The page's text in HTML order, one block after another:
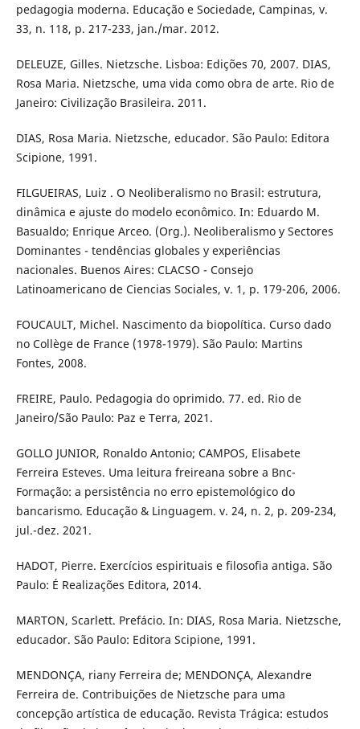
pedagogia moderna. Educação e Sociedade, Campinas, v.
33, n. 118, p. 217-233, jan./mar. 2012.
DELEUZE, Gilles. Nietzsche. Lisboa: Edições 70, 2007. DIAS,
Rosa Maria. Nietzsche, uma vida como obra de arte. Rio de
Janeiro: Civilização Brasileira. 2011.
DIAS, Rosa Maria. Nietzsche, educador. São Paulo: Editora
Scipione, 1991.
FILGUEIRAS, Luiz . O Neoliberalismo no Brasil: estrutura,
dinâmica e ajuste do modelo econômico. In: Eduardo M.
Basualdo; Enrique Arceo. (Org.). Neoliberalismo y Sectores
Dominantes - tendências globales y experiências
nacionales. Buenos Aires: CLACSO - Consejo
Latinoamericano de Ciencias Sociales, v. 1, p. 179-206, 2006.
FOUCAULT, Michel. Nascimento da biopolítica. Curso dado
no Collège de France (1978-1979). São Paulo: Martins
Fontes, 2008.
FREIRE, Paulo. Pedagogia do oprimido. 77. ed. Rio de
Janeiro/São Paulo: Paz e Terra, 2021.
GOLLO JUNIOR, Ronaldo Antonio; CAMPOS, Elisabete
Ferreira Esteves. Uma leitura freireana sobre a Bnc-
Formação: a persistência no erro epistemológico do
bancarismo. Educação & Linguagem. v. 24, n. 2, p. 209-234,
jul.-dez. 2021.
HADOT, Pierre. Exercícios espirituais e filosofia antiga. São
Paulo: É Realizações Editora, 2014.
MARTON, Scarlett. Prefácio. In: DIAS, Rosa Maria. Nietzsche,
educador. São Paulo: Editora Scipione, 1991.
MENDONÇA, riany Ferreira de; MENDONÇA, Alexandre
Ferreira de. Contribuições de Nietzsche para uma
concepção artística de educação. Revista Trágica: estudos